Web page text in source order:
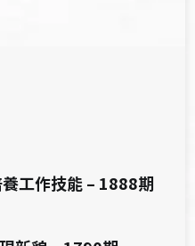
工作技能 – 1888期